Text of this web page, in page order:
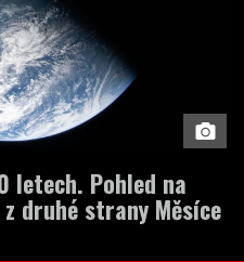
letech. Pohled na
druhé strany Měsíce